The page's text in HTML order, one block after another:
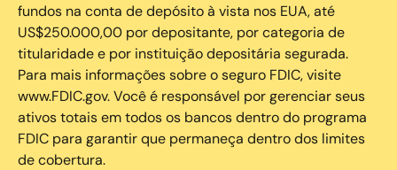
fundos na conta de depósito à vista nos EUA, até
US$250.000,00 por depositante, por categoria de
titularidade e por instituição depositária segurada.
Para mais informações sobre o seguro FDIC, visite
www.FDIC.gov. Você é responsável por gerenciar seus
ativos totais em todos os bancos dentro do programa
FDIC para garantir que permaneça dentro dos limites
de cobertura.